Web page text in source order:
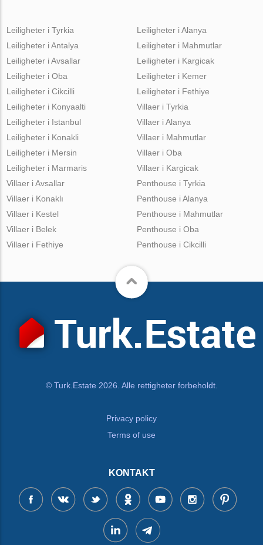
Leiligheter i Tyrkia
Leiligheter i Antalya
Leiligheter i Avsallar
Leiligheter i Oba
Leiligheter i Cikcilli
Leiligheter i Alanya
Leiligheter i Mahmutlar
Leiligheter i Kargicak
Leiligheter i Kemer
Leiligheter i Fethiye
Leiligheter i Konyaalti
Leiligheter i Istanbul
Leiligheter i Konakli
Leiligheter i Mersin
Leiligheter i Marmaris
Villaer i Tyrkia
Villaer i Alanya
Villaer i Mahmutlar
Villaer i Oba
Villaer i Kargicak
Villaer i Avsallar
Villaer i Konaklı
Villaer i Kestel
Villaer i Belek
Villaer i Fethiye
Penthouse i Tyrkia
Penthouse i Alanya
Penthouse i Mahmutlar
Penthouse i Oba
Penthouse i Cikcilli
© Turk.Estate 2026. Alle rettigheter forbeholdt.
Privacy policy
Terms of use
KONTAKT